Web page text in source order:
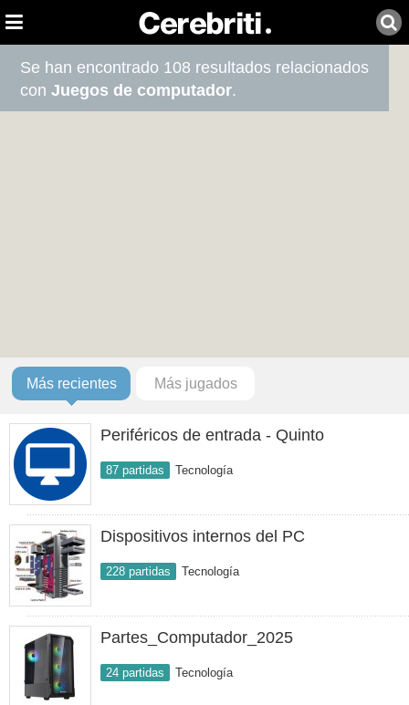
Se han encontrado 108 resultados relacionados
conJuegos de computador.
Más recientes Más jugados
Periféricos de entrada - Quinto
87 partidas Tecnología
Dispositivos internos del PC
228 partidas Tecnología
Partes_Computador_2025
24 partidas Tecnología